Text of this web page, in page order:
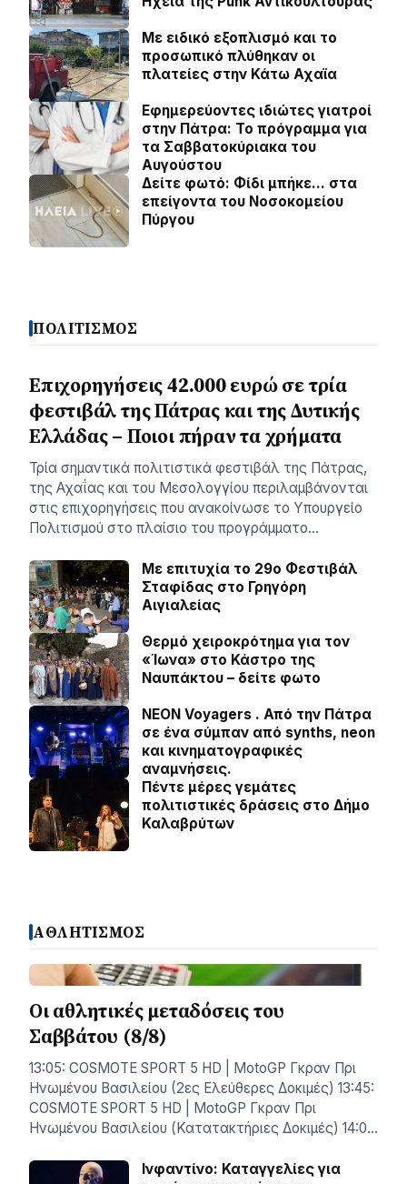
Με ειδικό εξοπλισμό και το
προσωπικό πλύθηκαν οι
πλατείες στην Κάτω Αχαϊα
Εφημερεύοντες ιδιώτες γιατροί
στην Πάτρα: Το πρόγραμμα για
τα Σαββατοκύριακα του
Αυγούστου
Δείτε φωτό: Φίδι μπήκε… στα
επείγοντα του Νοσοκομείου
Πύργου
ΠΟΛΙΤΙΣΜΟΣ
Επιχορηγήσεις 42.000 ευρώ σε τρία
φεστιβάλ της Πάτρας και της Δυτικής
Ελλάδας – Ποιοι πήραν τα χρήματα
Τρία σημαντικά πολιτιστικά φεστιβάλ της Πάτρας,
της Αχαΐας και του Μεσολογγίου περιλαμβάνονται
στις επιχορηγήσεις που ανακοίνωσε το Υπουργείο
Πολιτισμού στο πλαίσιο του προγράμματο…
Με επιτυχία το 29ο Φεστιβάλ
Σταφίδας στο Γρηγόρη
Aιγιαλείας
Θερμό χειροκρότημα για τον
«Ίωνα» στο Κάστρο της
Ναυπάκτου – δείτε φωτο
NEON Voyagers . Από την Πάτρα
σε ένα σύμπαν από synths, neon
και κινηματογραφικές
αναμνήσεις.
Πέντε μέρες γεμάτες
πολιτιστικές δράσεις στο Δήμο
Καλαβρύτων
ΑΘΛΗΤΙΣΜΟΣ
Οι αθλητικές μεταδόσεις του
Σαββάτου (8/8)
13:05: COSMOTE SPORT 5 HD | MotoGP Γκραν Πρι
Ηνωμένου Βασιλείου (2ες Ελεύθερες Δοκιμές) 13:45:
COSMOTE SPORT 5 HD | MotoGP Γκραν Πρι
Ηνωμένου Βασιλείου (Κατατακτήριες Δοκιμές) 14:0…
Ινφαντίνο: Καταγγελίες για